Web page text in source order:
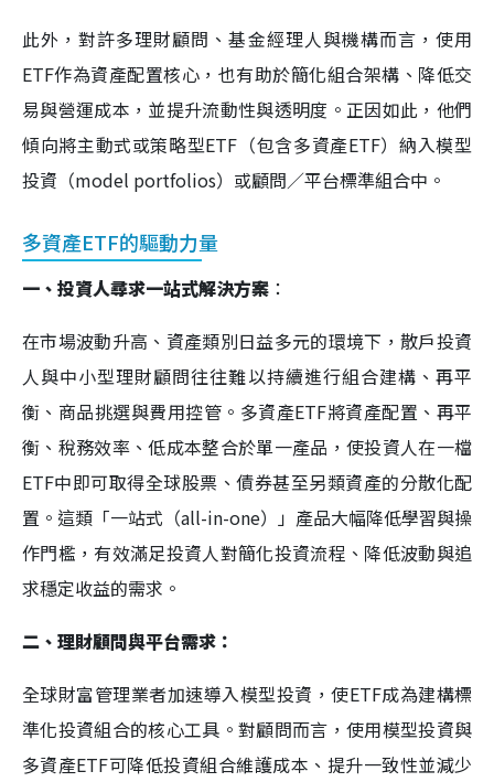
此外，對許多理財顧問、基金經理人與機構而言，使用
ETF作為資產配置核心，也有助於簡化組合架構、降低交
易與營運成本，並提升流動性與透明度。正因如此，他們
傾向將主動式或策略型ETF（包含多資產ETF）納入模型
投資（model portfolios）或顧問／平台標準組合中。
多資產ETF的驅動力量
一、投資人尋求一站式解決方案 ：
在市場波動升高、資產類別日益多元的環境下，散戶投資
人與中小型理財顧問往往難以持續進行組合建構、再平
衡、商品挑選與費用控管。多資產ETF將資產配置、再平
衡、稅務效率、低成本整合於單一產品，使投資人在一檔
ETF中即可取得全球股票、債券甚至另類資產的分散化配
置。這類「一站式（all-in-one）」產品大幅降低學習與操
作門檻，有效滿足投資人對簡化投資流程、降低波動與追
求穩定收益的需求。
二、理財顧問與平台需求：
全球財富管理業者加速導入模型投資，使ETF成為建構標
準化投資組合的核心工具。對顧問而言，使用模型投資與
多資產ETF可降低投資組合維護成本、提升一致性並減少